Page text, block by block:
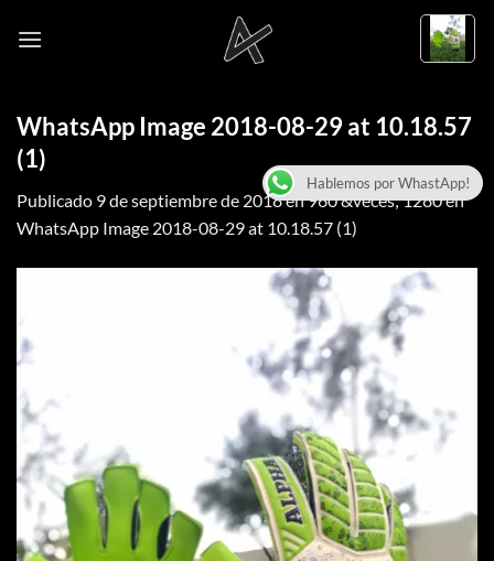
WhatsApp Image 2018-08-29 at 10.18.57
(1)
Publicado 9 de septiembre de 2018en960 &veces; 1280en
WhatsApp Image 2018-08-29 at 10.18.57 (1)
Hablemos por WhastApp!